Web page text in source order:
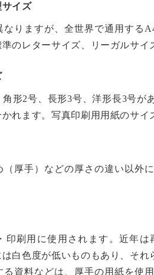
サイズ
なりますが、全世界で通用する
のレターサイズ、リーガルサイ
形2号、長形3号、洋形長3号が
れます。写真印刷用用紙のサイ
厚手）などの厚さの違い以外
印刷用に使用されます。近年
白色度が低いものもあり、それ
る資料などは、厚手の用紙を使